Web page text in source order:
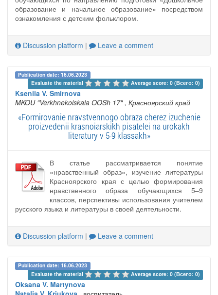
образование и начальное образование» посредством
ознакомления с детским фольклором.
Discussion platform | Leave a comment
Publication date: 16.06.2023
Evaluate the material
Average score: 0 (Всего: 0)
Kseniia V. Smirnova
MKOU "Verkhnekoiskaia OOSh 17" , Красноярский край
«Formirovanie nravstvennogo obraza cherez izuchenie
proizvedenii krasnoiarskikh pisatelei na urokakh
literatury v 5-9 klassakh»
В статье рассматривается понятие
«нравственный образ», изучение литературы
Красноярского края с целью формирования
нравственного образа обучающихся 5–9
классов, перспективы использования учителем
русского языка и литературы в своей деятельности.
Discussion platform | Leave a comment
Publication date: 16.06.2023
Evaluate the material
Average score: 0 (Всего: 0)
Oksana V. Martynova